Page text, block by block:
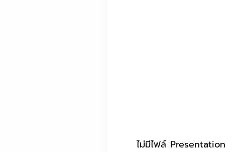
ไม่มีไฟล์ Presentation